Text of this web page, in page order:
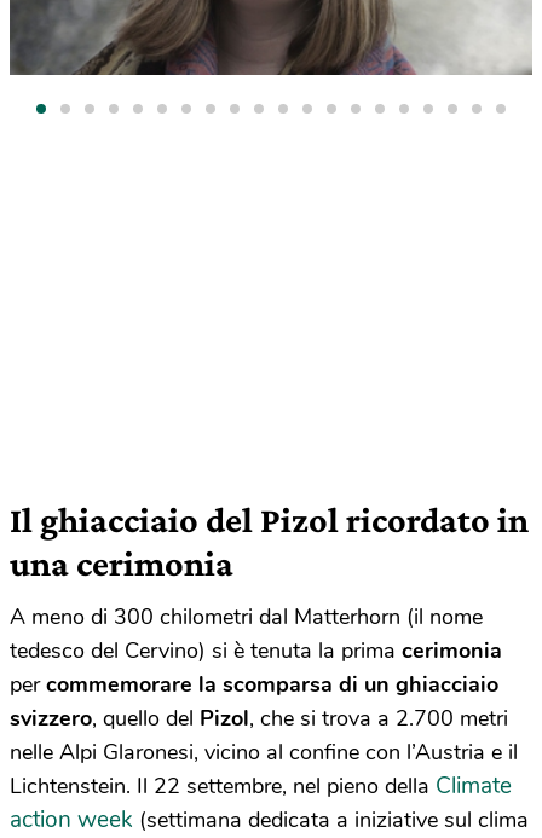
Il ghiacciaio del Pizol ricordato in
una cerimonia
A meno di 300 chilometri dal Matterhorn (il nome
tedesco del Cervino) si è tenuta la prima cerimonia
percommemorare la scomparsa di un ghiacciaio
svizzero, quello del Pizol, che si trova a 2.700 metri
nelle Alpi Glaronesi, vicino al confine con l’Austria e il
Lichtenstein. Il 22 settembre, nel pieno della Climate
action week (settimana dedicata a iniziative sul clima